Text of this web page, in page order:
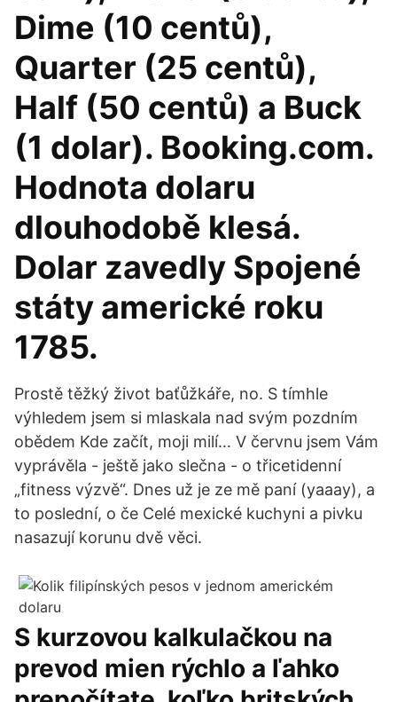
Dime (10 centů),
Quarter (25 centů),
Half (50 centů) a Buck
(1 dolar). Booking.com.
Hodnota dolaru
dlouhodobě klesá.
Dolar zavedly Spojené
státy americké roku
1785.
Prostě těžký život baťůžkáře, no. S tímhle
výhledem jsem si mlaskala nad svým pozdním
obědem Kde začít, moji milí… V červnu jsem Vám
vyprávěla - ještě jako slečna - o třicetidenní
„fitness výzvě“. Dnes už je ze mě paní (yaaay), a
to poslední, o če Celé mexické kuchyni a pivku
nasazují korunu dvě věci.
S kurzovou kalkulačkou na
prevod mien rýchlo a ľahko